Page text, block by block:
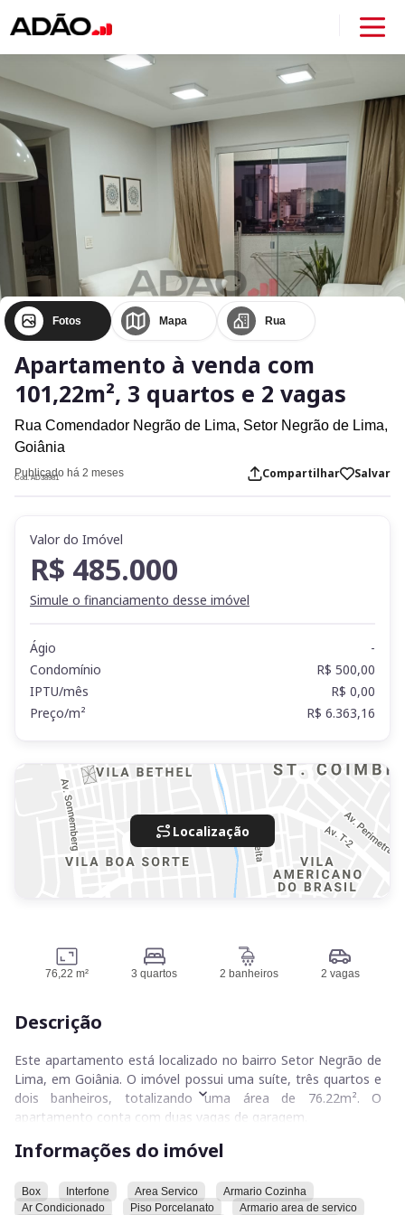
Fotos Mapa Rua
Apartamento à venda com
101,22m², 3 quartos e 2 vagas
Rua Comendador Negrão de Lima, Setor Negrão de Lima,
Goiânia
Publicado há 2 meses
Cod. AD38981 Compartilhar Salvar
Valor do Imóvel
R$ 485.000
Simule o financiamento desse imóvel
Ágio
-
Condomínio
R$ 500,00
IPTU/mês
R$ 0,00
Preço/m²
R$ 6.363,16
Localização
76,22 m² 3 quartos 2 banheiros 2 vagas
Descrição
Este apartamento está localizado no bairro Setor Negrão de
Lima, em Goiânia. O imóvel possui uma suíte, três quartos e
dois banheiros, totalizando uma área de 76.22m². O
apartamento conta com duas vagas de garagem.
O imóvel dispõe de box, interfone, área de serviço, armário
armários na área de serviço, escritório, banheiro, quartos e
Informações do imóvel
Box Interfone Area Servico
Armario Cozinha
Ar Condicionado
Piso Porcelanato
Armario area de servico